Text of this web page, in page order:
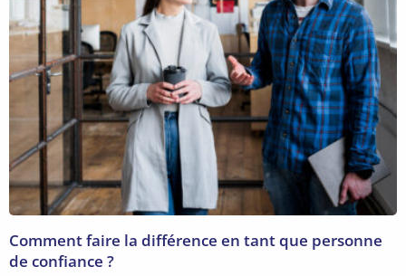
La
Réintégration
3.0
:
règles
2026
pour
RH
et
conseillers
Comment faire la différence en tant que personne
de confiance ?